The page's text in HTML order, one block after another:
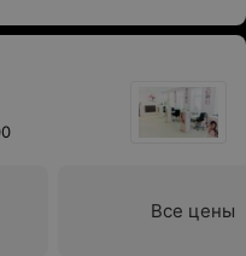
Все цены